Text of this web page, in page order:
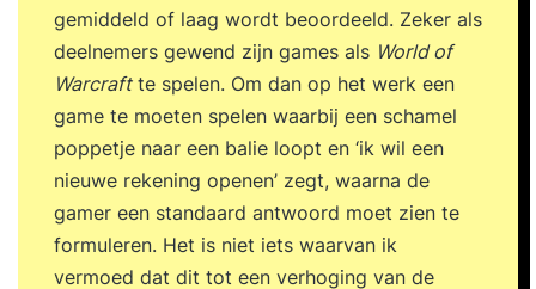
Programma Dag 1 09:30 uur Start training Wat
effectief timemanagement werkelijk is en wat het
van jou vraagt. Inzicht in hoe jij je tijd momenteel
besteedt en waar winst te behalen is.
Energiegevers en energievreters: waar laad je van
op en waar loop je leeg. De relatie tussen
aandacht, focus en prestaties. Herkennen en
doorbreken van belemmerende denk- en
gedragspatronen. Prioriteiten stellen op basis van
gemiddeld of laag wordt beoordeeld. Zeker als
deelnemers gewend zijn games als World of
Warcraftte spelen. Om dan op het werk een
game te moeten spelen waarbij een schamel
poppetje naar een balie loopt en ‘ik wil een
nieuwe rekening openen’ zegt, waarna de
gamer een standaard antwoord moet zien te
formuleren. Het is niet iets waarvan ik
vermoed dat dit tot een verhoging van de